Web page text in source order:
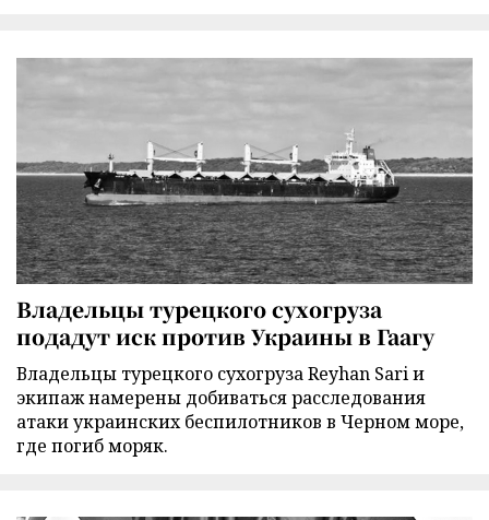
Владельцы турецкого сухогруза
подадут иск против Украины в Гаагу
Владельцы турецкого сухогруза Reyhan Sari и
экипаж намерены добиваться расследования
атаки украинских беспилотников в Черном море,
где погиб моряк.